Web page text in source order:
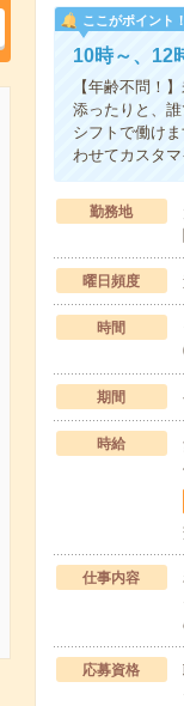
ここがポイント！
10時～、12
【年齢不問！
添ったりと、
シフトで働け
わせてカスタマ
勤務地
曜日頻度
時間
期間
時給
仕事内容
応募資格